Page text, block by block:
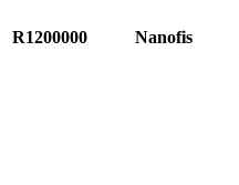
R1200000 Nanofis